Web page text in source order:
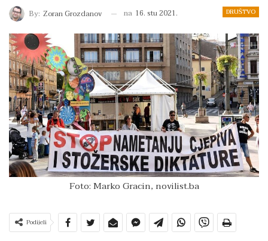
DRUŠTVO
By: Zoran Grozdanov na 16. stu 2021.
Foto: Marko Gracin, novilist.ba
Podijeli